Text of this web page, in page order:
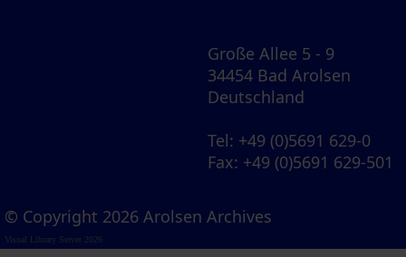
Große Allee 5 - 9
34454 Bad Arolsen
Deutschland
Tel: +49 (0)5691 629-0
Fax: +49 (0)5691 629-501
© Copyright 2026 Arolsen Archives
Visual Library Server 2026